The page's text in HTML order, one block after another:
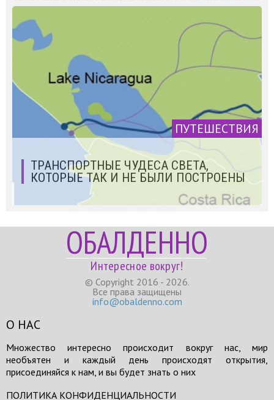
ПУТЕШЕСТВИЯ
ТРАНСПОРТНЫЕ ЧУДЕСА СВЕТА,
КОТОРЫЕ ТАК И НЕ БЫЛИ ПОСТРОЕНЫ
ОБАЛДЕННО
Интересное вокруг!
© Copyright 2016 - 2026.
Все права защищены
info@obaldenno.com
О НАС
Множество интересно происходит вокруг нас, мир
необъятен и каждый день происходят открытия,
присоединяйся к нам, и вы будет знать о них
ПОЛИТИКА КОНФИДЕНЦИАЛЬНОСТИ